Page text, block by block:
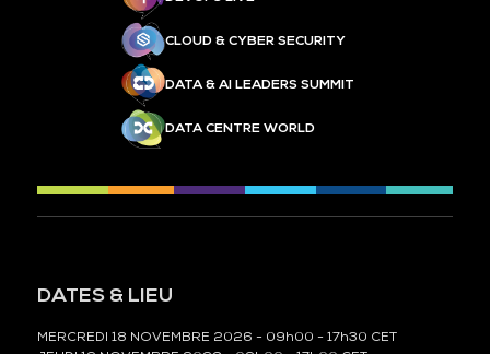
CLOUD & CYBER SECURITY
DATA & AI LEADERS SUMMIT
DATA CENTRE WORLD
DATES & LIEU
MERCREDI 18 NOVEMBRE 2026 - 09h00 - 17h30 CET